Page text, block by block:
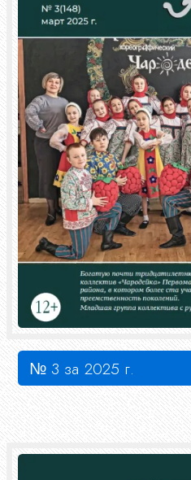
№ 3 за 2025 г.